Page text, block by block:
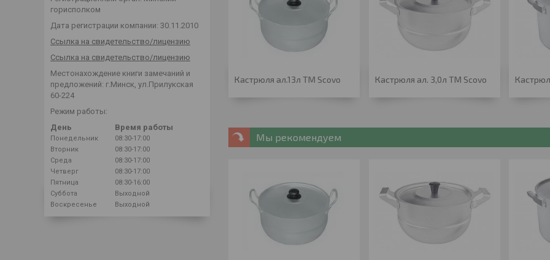
Кастрюля ал.13л ТМ Scovo Кастрюля ал. 3,0л ТМ Scovo
Мы рекомендуем
горисполком
Дата регистрации компании: 30.11.2010
Ссылка на свидетельство/лицензию
Ссылка на свидетельство/лицензию
Местонахождение книги замечаний и
предложений: г.Минск, ул.Прилукская
60-224
Режим работы:
День
Время работы
Понедельник
08:30-17:00
Вторник
08:30-17:00
Среда
08:30-17:00
Четверг
08:30-17:00
Пятница
08:30-16:00
Суббота
Выходной
Воскресенье
Выходной